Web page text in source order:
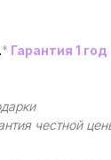
* Гарантия 1 год
честной